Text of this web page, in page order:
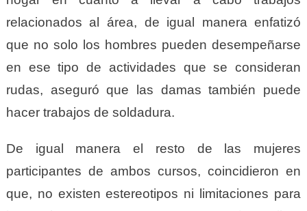
relacionados al área, de igual manera enfatizó
que no solo los hombres pueden desempeñarse
en ese tipo de actividades que se consideran
rudas, aseguró que las damas también puede
hacer trabajos de soldadura.
De igual manera el resto de las mujeres
participantes de ambos cursos, coincidieron en
que, no existen estereotipos ni limitaciones para